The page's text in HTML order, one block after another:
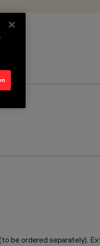
be ordered separately).